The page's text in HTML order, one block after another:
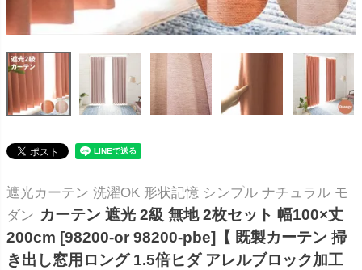
遮光カーテン 洗濯OK 形状記憶 シンプル ナチュラル モ
ダン カーテン 遮光 2級 無地 2枚セット 幅100×丈
200cm [98200-or 98200-pbe]【 既製カーテン 掃
き出し窓用ロング 1.5倍ヒダ アレルブロック加工